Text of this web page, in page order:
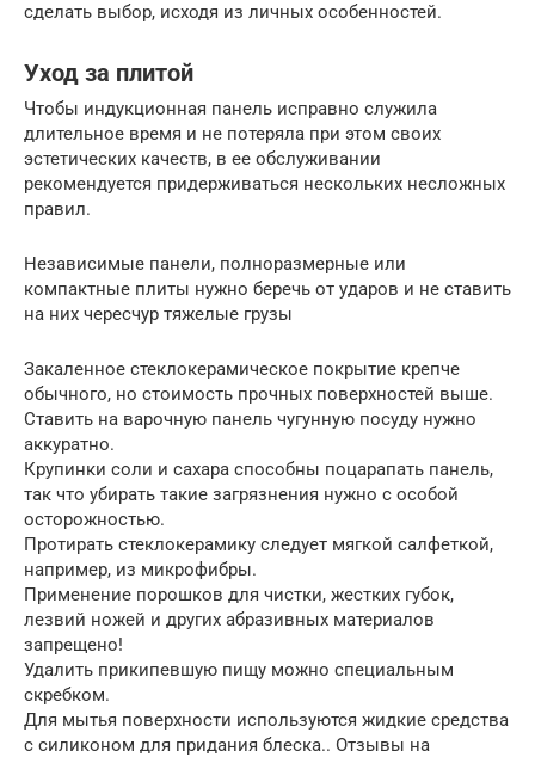
сделать выбор, исходя из личных особенностей.
Уход за плитой
Чтобы индукционная панель исправно служила
длительное время и не потеряла при этом своих
эстетических качеств, в ее обслуживании
рекомендуется придерживаться нескольких несложных
правил.
Независимые панели, полноразмерные или
компактные плиты нужно беречь от ударов и не ставить
на них чересчур тяжелые грузы
Закаленное стеклокерамическое покрытие крепче
обычного, но стоимость прочных поверхностей выше.
Ставить на варочную панель чугунную посуду нужно
аккуратно.
Крупинки соли и сахара способны поцарапать панель,
так что убирать такие загрязнения нужно с особой
осторожностью.
Протирать стеклокерамику следует мягкой салфеткой,
например, из микрофибры.
Применение порошков для чистки, жестких губок,
лезвий ножей и других абразивных материалов
запрещено!
Удалить прикипевшую пищу можно специальным
скребком.
Для мытья поверхности используются жидкие средства
с силиконом для придания блеска.. Отзывы на